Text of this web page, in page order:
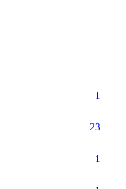
1
23
1